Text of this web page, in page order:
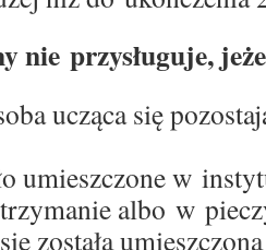
nie przysługuje,
ucząca się
umieszczone w
albo w
została